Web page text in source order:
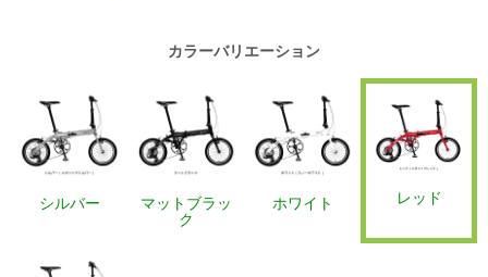
カラーバリエーション
シルバー
マットブラッ
ク
ホワイト レッド